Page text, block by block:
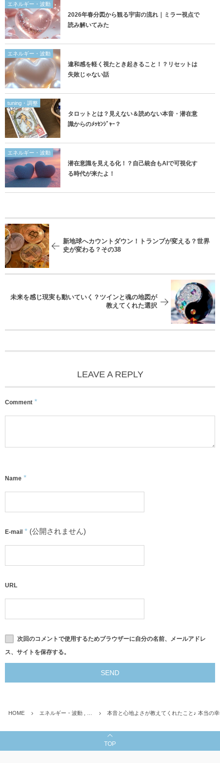
エネルギー・波動
2026年春分図から観る宇宙の流れ｜ミラー視点で
読み解いてみた
エネルギー・波動
違和感を軽く視たとき起きること！？リセットは
失敗じゃない話
tuning・調整
タロットとは？見えない＆読めない本音・潜在意
識からのﾒｯｾﾝｼﾞｬｰ？
エネルギー・波動
潜在意識を見える化！？自己統合もAIで可視化す
る時代が来たよ！
新地球へカウントダウン！トランプが変える？世界
史が変わる？その38
未来を感じ現実も動いていく？ツインと魂の地図が
教えてくれた選択
LEAVE A REPLY
Comment *
Name *
E-mail * (公開されません)
URL
次回のコメントで使用するためブラウザーに自分の名前、メールアドレ
ス、サイトを保存する。
HOME エネルギー・波動 , … 本音と心地よさが教えてくれたこと♪ 本当の
TOP